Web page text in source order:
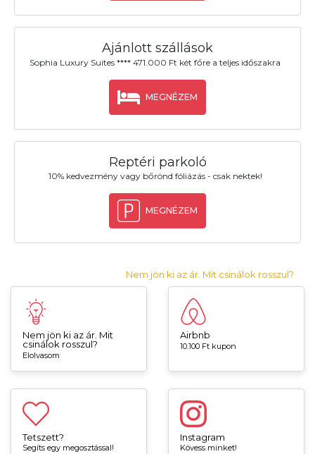
Ajánlott szállások
Sophia Luxury Suites **** 471.000 Ft két főre a teljes időszakra
MEGNÉZEM
Reptéri parkoló
10% kedvezmény vagy bőrönd fóliázás - csak nektek!
MEGNÉZEM
Nem jön ki az ár. Mit csinálok rosszul?
Nem jön ki az ár. Mit
csinálok rosszul?
Elolvasom
Airbnb
10.100 Ft kupon
Tetszett?
Segíts egy megosztással!
Instagram
Kövess minket!